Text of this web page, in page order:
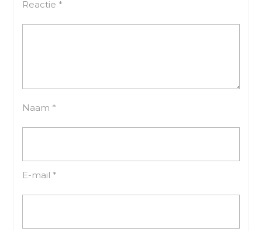
Reactie *
Naam *
E-mail *